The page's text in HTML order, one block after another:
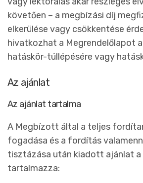
követően – a megbízási díj
elkerülése vagy csökkentése
hivatkozhat a Megrendelőlapot
hatáskör-túllépésére vagy
Az ajánlat
Az ajánlat tartalma
A Megbízott által a teljes
fogadása és a fordítás
tisztázása után kiadott ajánlat
tartalmazza: